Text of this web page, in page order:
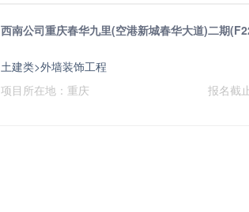
西南公司重庆春华九里(空港新城春华大道)二期
土建类>外墙装饰工程
项目所在地：重庆
报名截